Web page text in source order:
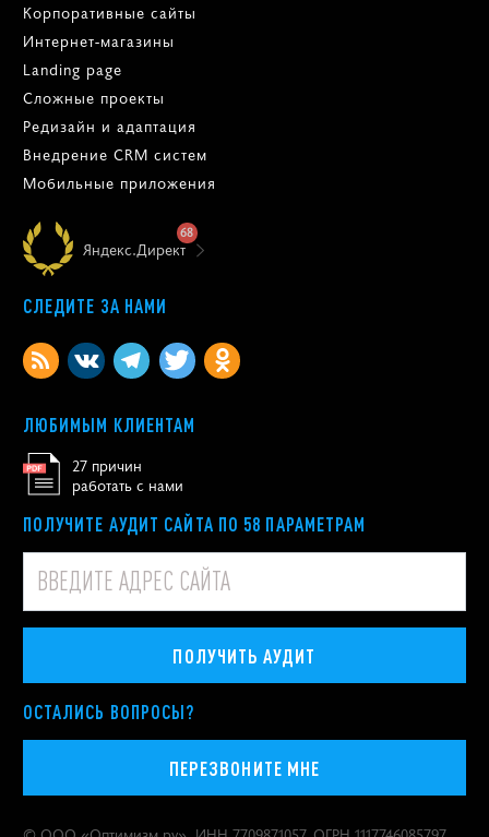
Корпоративные сайты
Интернет-магазины
Landing page
Сложные проекты
Редизайн и адаптация
Внедрение CRM систем
Мобильные приложения
Яндекс.Директ
68
СЛЕДИТЕ ЗА НАМИ
ЛЮБИМЫМ КЛИЕНТАМ
27 причин
работать с нами
ПОЛУЧИТЕ АУДИТ САЙТА ПО 58 ПАРАМЕТРАМ
ПОЛУЧИТЬ АУДИТ
ОСТАЛИСЬ ВОПРОСЫ?
ПЕРЕЗВОНИТЕ МНЕ